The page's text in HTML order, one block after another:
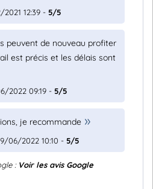
12:39 - 5/5
peuvent de nouveau profiter
est précis et les délais sont
2022 09:19 - 5/5
je recommande
06/2022 10:10 - 5/5
: Voir les avis Google